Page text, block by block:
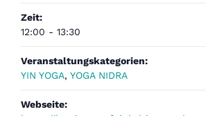
Zeit:
12:00 - 13:30
Veranstaltungskategorien:
YIN YOGA, YOGA NIDRA
Webseite: